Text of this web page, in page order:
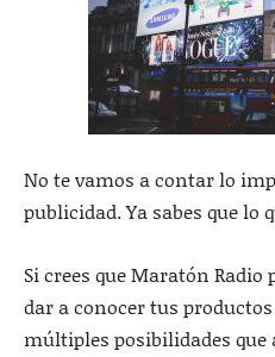
No te vamos a contar lo
publicidad. Ya sabes que lo
Si crees que Maratón Radio
dar a conocer tus
múltiples posibilidades que